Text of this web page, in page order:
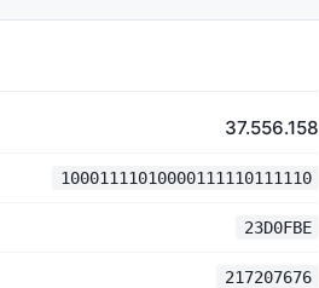
37.556.158
10001111010000111110111110
23D0FBE
217207676